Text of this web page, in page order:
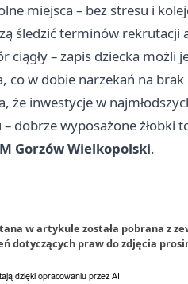
miejsca – bez stresu i
śledzić terminów rekrutacji
ciągły – zapis dziecka
co w dobie narzekań na
że inwestycje w
dobrze wyposażone żłobki
Gorzów Wielkopolski.
w artykule została pobrana z
dotyczących praw do zdjęcia